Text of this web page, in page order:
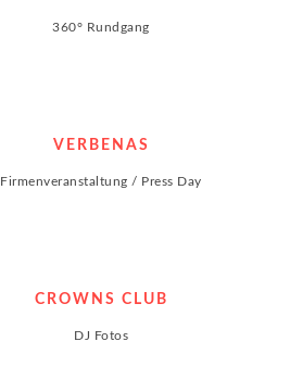
360° Rundgang
VERBENAS
Firmenveranstaltung / Press Day
CROWNS CLUB
DJ Fotos